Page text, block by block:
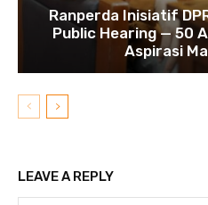
Ranperda Inisiatif
Public Hearing — 50
Aspirasi
LEAVE A REPLY